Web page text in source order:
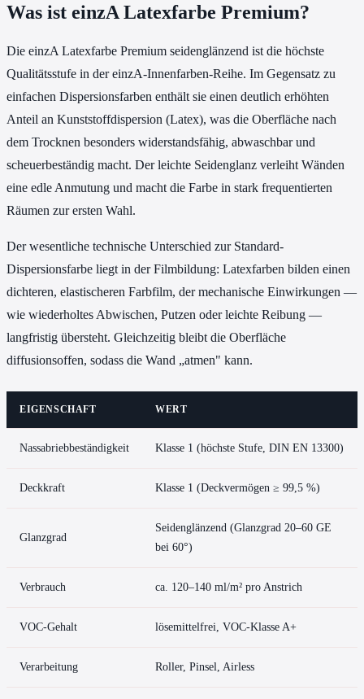
Was ist einzA Latexfarbe Premium?
Die einzA Latexfarbe Premium seidenglänzend ist die höchste
Qualitätsstufe in der einzA-Innenfarben-Reihe. Im Gegensatz zu
einfachen Dispersionsfarben enthält sie einen deutlich erhöhten
Anteil an Kunststoffdispersion (Latex), was die Oberfläche nach
dem Trocknen besonders widerstandsfähig, abwaschbar und
scheuerbeständig macht. Der leichte Seidenglanz verleiht Wänden
eine edle Anmutung und macht die Farbe in stark frequentierten
Räumen zur ersten Wahl.
Der wesentliche technische Unterschied zur Standard-
Dispersionsfarbe liegt in der Filmbildung: Latexfarben bilden einen
dichteren, elastischeren Farbfilm, der mechanische Einwirkungen —
wie wiederholtes Abwischen, Putzen oder leichte Reibung —
langfristig übersteht. Gleichzeitig bleibt die Oberfläche
diffusionsoffen, sodass die Wand „atmen" kann.
EIGENSCHAFT WERT
Nassabriebbeständigkeit Klasse 1 (höchste Stufe, DIN EN 13300)
Deckkraft Klasse 1 (Deckvermögen ≥ 99,5 %)
Glanzgrad
Seidenglänzend (Glanzgrad 20–60 GE
bei 60°)
Verbrauch ca. 120–140 ml/m² pro Anstrich
VOC-Gehalt lösemittelfrei, VOC-Klasse A+
Verarbeitung Roller, Pinsel, Airless